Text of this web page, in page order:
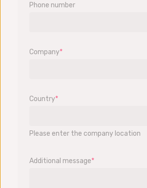
Phone number
Company*
Country*
Please enter the company location
Additional message*